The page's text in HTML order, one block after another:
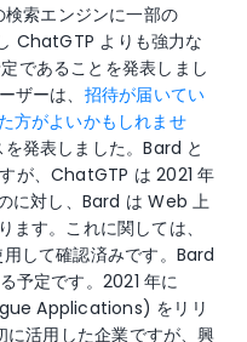
索エンジンに一部の
ChatGTP よりも強力な
であることを発表しまし
ーは、 招待が届いてい
方がよいかもしれませ
発表しました。Bard と
が、ChatGTP は 2021 年
に対し、Bard は Web 上
す。これに関しては、
して確認済みです。Bard
予定です。2021 年に
Applications) をリリ
活用した企業ですが、興